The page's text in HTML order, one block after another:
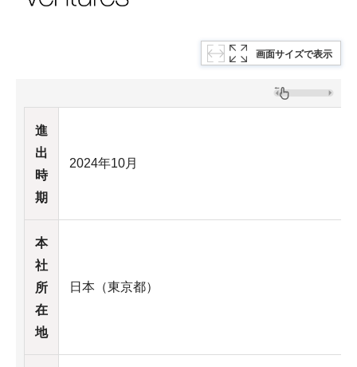
画面サイズで表示
進
出
時
期
2024年10月
本
社
所
在
地
日本（東京都）